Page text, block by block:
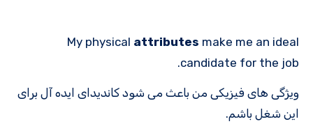
My physical attributes make me an ideal
candidate for the job.
ویژگی های فیزیکی من باعث می شود کاندیدای ایده آل برای
این شغل باشم.